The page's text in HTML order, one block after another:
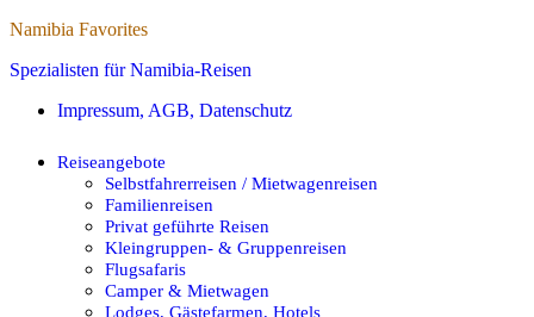
Namibia Favorites
Spezialisten für Namibia-Reisen
Impressum, AGB, Datenschutz
Reiseangebote
Selbstfahrerreisen / Mietwagenreisen
Familienreisen
Privat geführte Reisen
Kleingruppen- & Gruppenreisen
Flugsafaris
Camper & Mietwagen
Lodges, Gästefarmen, Hotels